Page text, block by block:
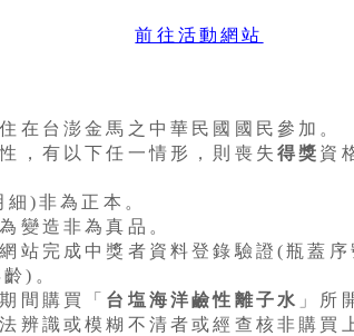
前往活動網站
在台澎金馬之中華民國國民參加。
，有以下任一情形，則喪失得獎 資
)非為正本。
變造非為真品。
站完成中獎者資料登錄驗證(瓶蓋
)。
間購買「 台塩 海洋鹼性離子水 」所
辨識或模糊不清者或經查核非購買